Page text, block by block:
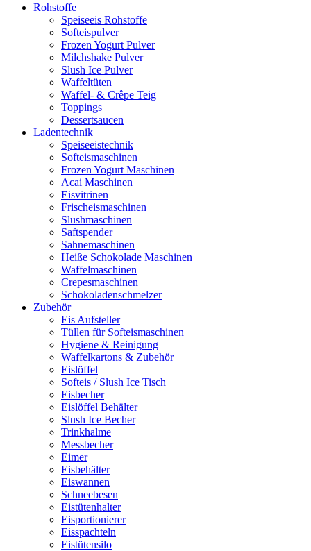
Rohstoffe
Speiseeis Rohstoffe
Softeispulver
Frozen Yogurt Pulver
Milchshake Pulver
Slush Ice Pulver
Waffeltüten
Waffel- & Crêpe Teig
Toppings
Dessertsaucen
Ladentechnik
Speiseeistechnik
Softeismaschinen
Frozen Yogurt Maschinen
Acai Maschinen
Eisvitrinen
Frischeismaschinen
Slushmaschinen
Saftspender
Sahnemaschinen
Heiße Schokolade Maschinen
Waffelmaschinen
Crepesmaschinen
Schokoladenschmelzer
Zubehör
Eis Aufsteller
Tüllen für Softeismaschinen
Hygiene & Reinigung
Waffelkartons & Zubehör
Eislöffel
Softeis / Slush Ice Tisch
Eisbecher
Eislöffel Behälter
Slush Ice Becher
Trinkhalme
Messbecher
Eimer
Eisbehälter
Eiswannen
Schneebesen
Eistütenhalter
Eisportionierer
Eisspachteln
Eistütensilo